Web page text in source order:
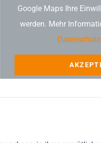
Google Maps Ihre
werden. Mehr